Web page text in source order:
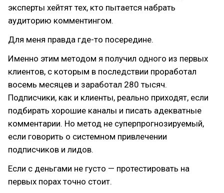
эксперты хейтят тех, кто пытается набрать
аудиторию комментингом.
Для меня правда где-то посередине.
Именно этим методом я получил одного из первых
клиентов, с которым в последствии проработал
восемь месяцев и заработал 280 тысяч.
Подписчики, как и клиенты, реально приходят, если
подбирать хорошие каналы и писать адекватные
комментарии. Но метод не суперпрогнозируемый,
если говорить о системном привлечении
подписчиков и лидов.
Если с деньгами не густо — протестировать на
первых порах точно стоит.